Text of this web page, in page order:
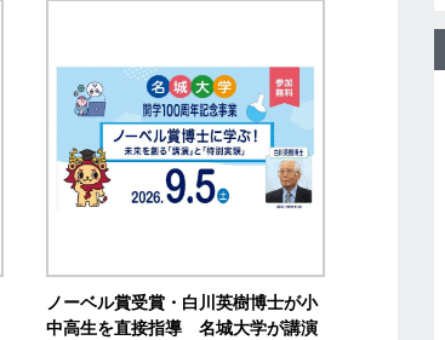
ノーベル賞受賞・白川英樹博士が小
中高生を直接指導 名城大学が講演